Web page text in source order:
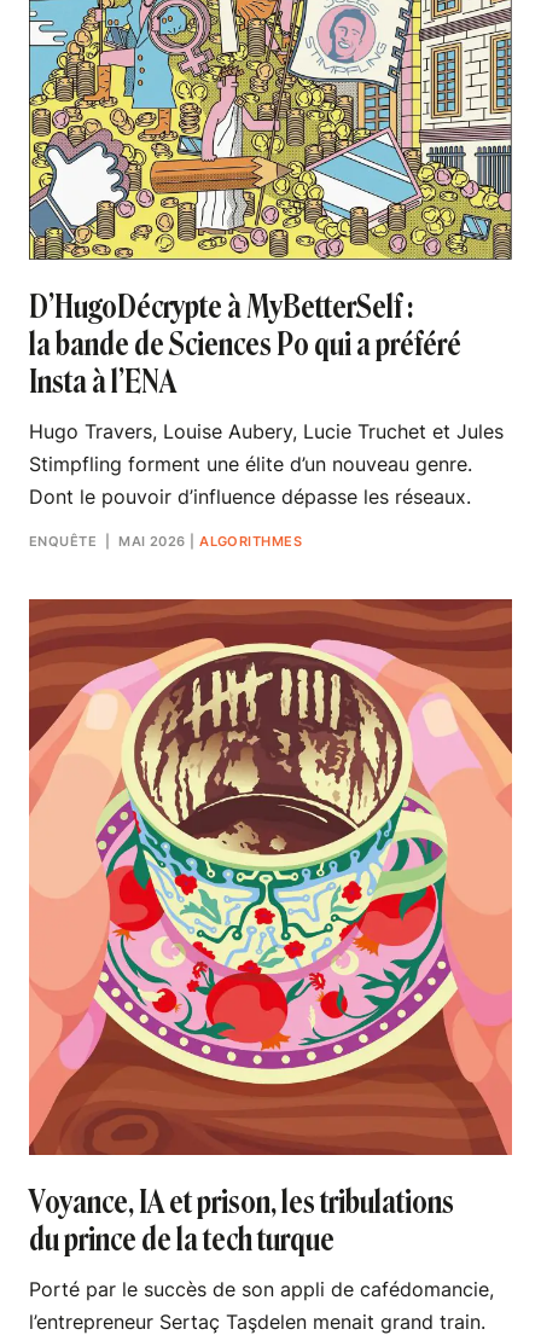
D’HugoDécrypte à MyBetterSelf :
la bande de Sciences Po qui a préféré
Insta à l’ENA
Hugo Travers, Louise Aubery, Lucie Truchet et Jules
Stimpfling forment une élite d’un nouveau genre.
Dont le pouvoir d’influence dépasse les réseaux.
ENQUÊTE | MAI 2026 |ALGORITHMES
Voyance, IA et prison, les tribulations
du prince de la tech turque
Porté par le succès de son appli de cafédomancie,
l’entrepreneur Sertaç Taşdelen menait grand train.